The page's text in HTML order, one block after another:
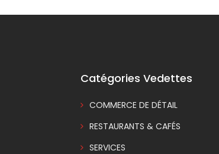
Catégories Vedettes
COMMERCE DE DÉTAIL
RESTAURANTS & CAFÉS
SERVICES